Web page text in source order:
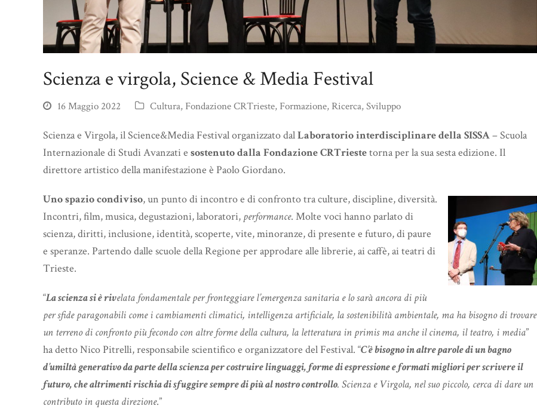
Scienza e virgola, Science & Media Festival
16 Maggio 2022 Cultura, Fondazione CRTrieste, Formazione, Ricerca,Sviluppo
Scienza e Virgola, il Science&Media Festival organizzato dalLaboratorio interdisciplinare della SISSA– Scuola
Internazionale di Studi Avanzati e sostenuto dalla Fondazione CRTriestetorna per la sua sesta edizione. Il
direttore artistico della manifestazione è Paolo Giordano.
Uno spazio condiviso, un punto di incontro e di confronto tra culture, discipline, diversità.
Incontri, film, musica, degustazioni, laboratori, performance. Molte voci hanno parlato di
scienza, diritti, inclusione, identità, scoperte, vite, minoranze, di presente e futuro, di paure
e speranze. Partendo dalle scuole della Regione per approdare alle librerie, ai caffè, ai teatri di
Trieste.
“La scienza si è rivelata fondamentale per fronteggiare l’emergenza sanitaria e lo sarà ancora di più
per sfide paragonabili come i cambiamenti climatici, intelligenza artificiale, la sostenibilità ambientale, ma ha bisogno di trovare
un terreno di confronto più fecondo con altre forme della cultura, la letteratura in primis ma anche il cinema, il teatro, i media”
ha detto Nico Pitrelli, responsabile scientifico e organizzatore del Festival. “C’è bisogno in altre parole di un bagno
d’umiltà generativo da parte della scienza per costruire linguaggi, forme di espressione e formati migliori per scrivere il
futuro, che altrimenti rischia di sfuggire sempre di più al nostro controllo. Scienza e Virgola, nel suo piccolo, cerca di dare un
contributo in questa direzione.”